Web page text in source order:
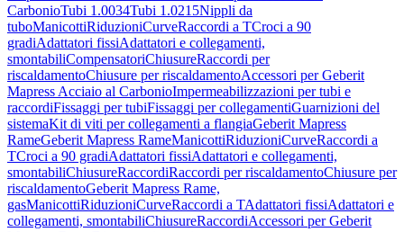
CarbonioTubi 1.0034Tubi 1.0215Nippli da
tuboManicottiRiduzioniCurveRaccordi a TCroci a 90
gradiAdattatori fissiAdattatori e collegamenti,
smontabiliCompensatoriChiusureRaccordi per
riscaldamentoChiusure per riscaldamentoAccessori per Geberit
Mapress Acciaio al CarbonioImpermeabilizzazioni per tubi e
raccordiFissaggi per tubiFissaggi per collegamentiGuarnizioni del
sistemaKit di viti per collegamenti a flangiaGeberit Mapress
RameGeberit Mapress RameManicottiRiduzioniCurveRaccordi a
TCroci a 90 gradiAdattatori fissiAdattatori e collegamenti,
smontabiliChiusureRaccordiRaccordi per riscaldamentoChiusure per
riscaldamentoGeberit Mapress Rame,
gasManicottiRiduzioniCurveRaccordi a TAdattatori fissiAdattatori e
collegamenti, smontabiliChiusureRaccordiAccessori per Geberit